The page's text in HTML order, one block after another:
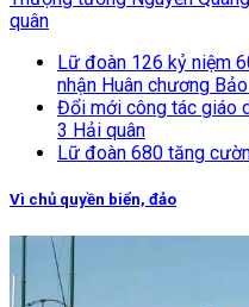
quân
Lữ đoàn 126 kỷ niệm
nhận Huân chương
Đổi mới công tác giáo
3 Hải quân
Lữ đoàn 680 tăng
Vì chủ quyền biển, đảo